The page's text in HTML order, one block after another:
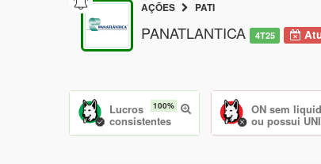
AÇÕES PATI
PANATLANTICA 4T25
100%
Lucros
consistentes
ON sem
ou possui